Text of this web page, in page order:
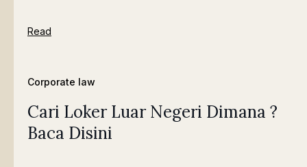
Read
Corporate law
Cari Loker Luar Negeri Dimana ?
Baca Disini